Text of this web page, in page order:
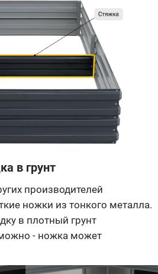
в грунт
производителей
ножки из тонкого металла.
в плотный грунт
- ножка может